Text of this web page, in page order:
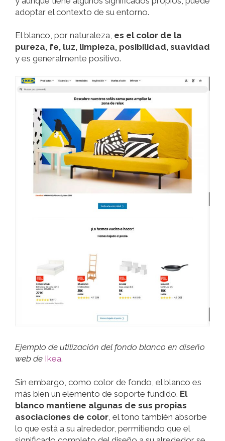
adoptar el contexto de su entorno.
El blanco, por naturaleza, es el color de la
pureza, fe, luz, limpieza, posibilidad, suavidad
y es generalmente positivo.
Ejemplo de utilización del fondo blanco en diseño
web de Ikea.
Sin embargo, como color de fondo, el blanco es
más bien un elemento de soporte fundido. El
blanco mantiene algunas de sus propias
asociaciones de color , el tono también absorbe
lo que está a su alrededor, permitiendo que el